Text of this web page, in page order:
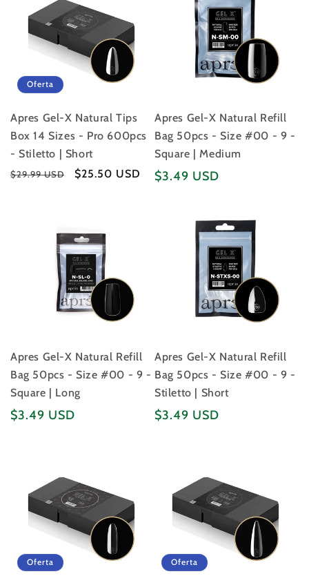
Oferta
Apres Gel-X Natural Tips
Box 14 Sizes - Pro 600pcs
- Stiletto | Short
Precio
$29.99 USD
Precio
$25.50 USD
Apres Gel-X Natural Refill
Bag 50pcs - Size #00 - 9 -
Square | Medium
Precio
$3.49 USD
Apres Gel-X Natural Refill
Bag 50pcs - Size #00 - 9 -
Square | Long
Precio
$3.49 USD
Apres Gel-X Natural Refill
Bag 50pcs - Size #00 - 9 -
Stiletto | Short
Precio
$3.49 USD
Oferta Oferta